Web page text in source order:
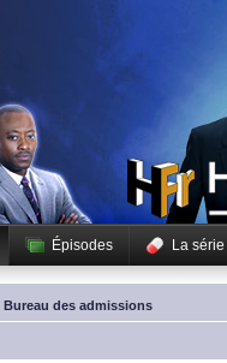
Épisodes La série
Bureau des admissions